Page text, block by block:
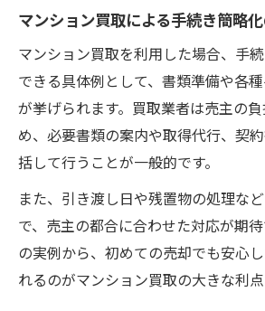
マンション買取による手続き簡略
マンション買取を利用した場合、手
できる具体例として、書類準備や各
が挙げられます。買取業者は売主の
め、必要書類の案内や取得代行、契
括して行うことが一般的です。
また、引き渡し日や残置物の処理な
で、売主の都合に合わせた対応が期
の実例から、初めての売却でも安心
れるのがマンション買取の大きな利点